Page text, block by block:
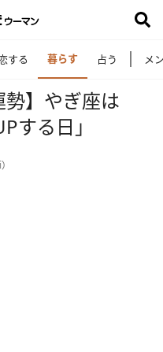
する 暮らす 占う メ
勢】やぎ座は
する日」